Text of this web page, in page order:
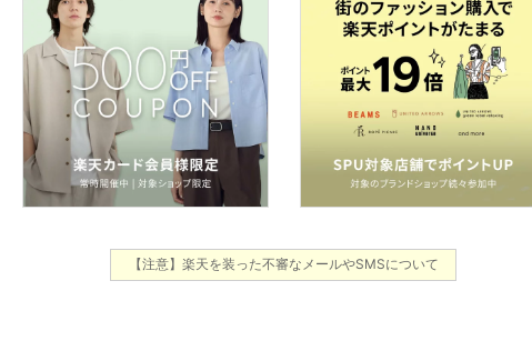
【注意】楽天を装った不審なメールやSMSについて